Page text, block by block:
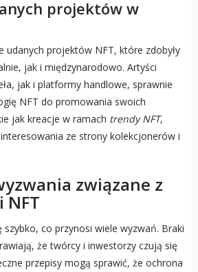
projektów w
udanych projektów NFT, które zdobyły
jak i międzynarodowo. Artyści
jak i platformy handlowe, sprawnie
NFT do promowania swoich
jak kreacje w ramach trendy NFT,
ze strony kolekcjonerów i
związane z
szybko, co przynosi wiele wyzwań. Braki
że twórcy i inwestorzy czują się
przepisy mogą sprawić, że ochrona